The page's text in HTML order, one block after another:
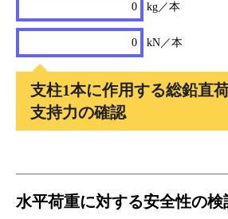
0 kg／本
0 kN／本
支柱1本に作用する総鉛直
支持力の確認
水平荷重に対する安全性の検